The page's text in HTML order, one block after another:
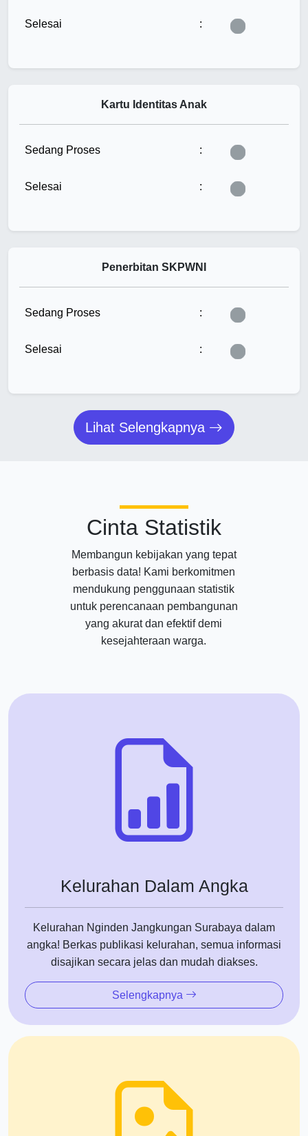
Selesai : Tunggu...
Kartu Identitas Anak
Sedang Proses : Tunggu...
Selesai : Tunggu...
Penerbitan SKPWNI
Sedang Proses : Tunggu...
Selesai : Tunggu...
Lihat Selengkapnya
Cinta Statistik
Membangun kebijakan yang tepat
berbasis data! Kami berkomitmen
mendukung penggunaan statistik
untuk perencanaan pembangunan
yang akurat dan efektif demi
kesejahteraan warga.
Kelurahan Dalam Angka
Kelurahan Nginden Jangkungan Surabaya dalam
angka! Berkas publikasi kelurahan, semua informasi
disajikan secara jelas dan mudah diakses.
Selengkapnya